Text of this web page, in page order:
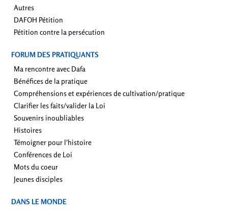
Autres
DAFOH Pétition
Pétition contre la persécution
FORUM DES PRATIQUANTS
Ma rencontre avec Dafa
Bénéfices de la pratique
Compréhensions et expériences de cultivation/pratique
Clarifier les faits/valider la Loi
Souvenirs inoubliables
Histoires
Témoigner pour l'histoire
Conférences de Loi
Mots du coeur
Jeunes disciples
DANS LE MONDE